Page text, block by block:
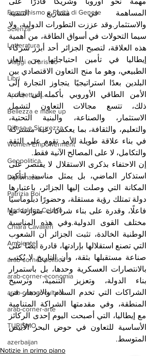
Femminismo e Parità di Genere
Scienza
Letteratura
Viaggi e Turismo
Libri
Architettura
Bellezza e make up
Difesa e Sicurezza
Women Empowerment
Geopolitica
Diplomazia
Patrizia Boi
Maddalena Celano
Chiara Cavalieri
Ambiente
arab-corner-politica
arab-corner-economia
arab-corner-cultura
arab-corner-arte
TURISMO
azerbaijan
المساهمة في مشاريع التنمية
والاستثمار.وقد عززت التطورات الدولية، ولا
هذه العلاقة، لتصبح الجزائر أحد أبرز شركاء
إيطاليا في تأمين احتياجاتها من الغاز
البلدين بعدًا استراتيجيًا يتجاوز التجارة إلى
الأمن الطاقي الأوروبي بأكمله.إلى جانب
والتعليم، والثقافة، بما يعكس رغبة مشتركة
في بناء علاقة طويلة الأمد تقوم على الثقة
والتكامل، لا على المصالح الآنية فقط.
إن الاحتفاء بذكرى الاستقلال لا يقتصر على
استذكار الماضي، بل يمثل مناسبة لتأكيد
فاعلًا، وقدرة على بناء شراكات متوازنة مع
التي تصنع استقلالها بإرادتها، قادرة أيضًا على
صناعة مستقبلها بثقة، وأن التاريخ لا يُكتب
بناء الدولة، وتعزيز التنمية، وترسيخ
الشراكات التي تخدم السلام والازدهار في
المتوسط.
Notizie in primo piano